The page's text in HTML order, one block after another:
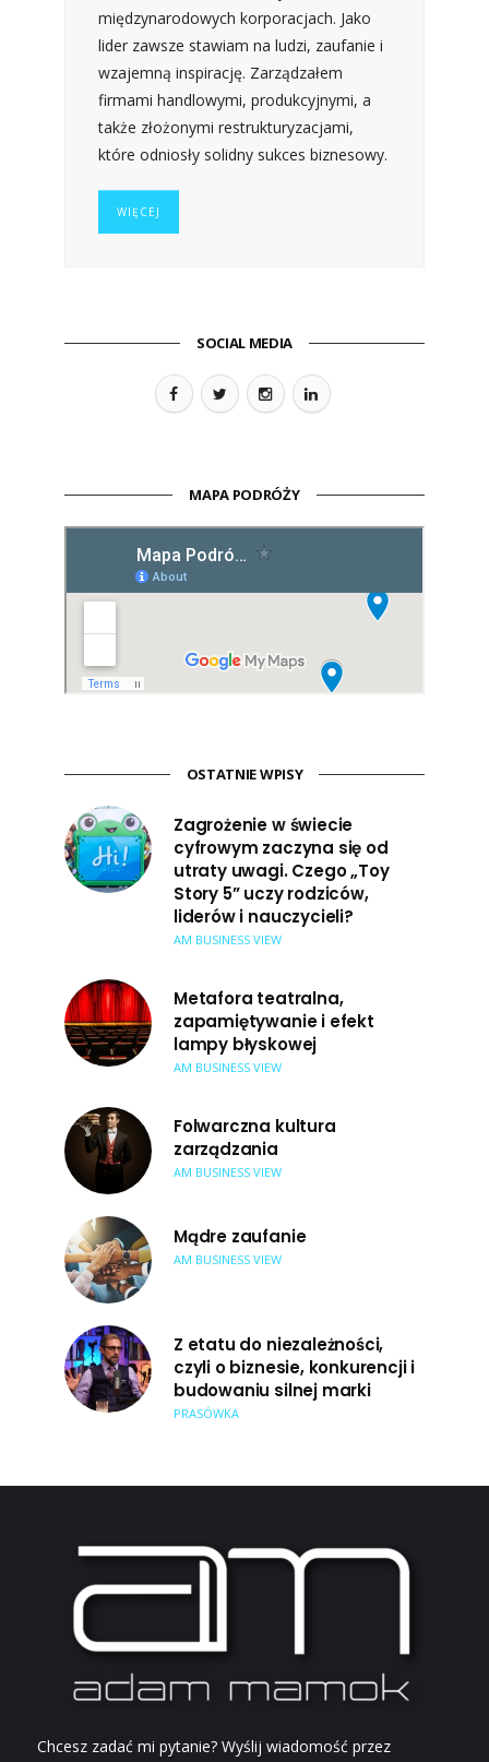
międzynarodowych korporacjach. Jako
lider zawsze stawiam na ludzi, zaufanie i
wzajemną inspirację. Zarządzałem
firmami handlowymi, produkcyjnymi, a
także złożonymi restrukturyzacjami,
które odniosły solidny sukces biznesowy.
WIĘCEJ
SOCIAL MEDIA
MAPA PODRÓŻY
OSTATNIE WPISY
Zagrożenie w świecie
cyfrowym zaczyna się od
utraty uwagi. Czego „Toy
Story 5” uczy rodziców,
liderów i nauczycieli?
AM BUSINESS VIEW
Metafora teatralna,
zapamiętywanie i efekt
lampy błyskowej
AM BUSINESS VIEW
Folwarczna kultura
zarządzania
AM BUSINESS VIEW
Mądre zaufanie
AM BUSINESS VIEW
Z etatu do niezależności,
czyli o biznesie, konkurencji i
budowaniu silnej marki
PRASÓWKA
Chcesz zadać mi pytanie? Wyślij wiadomość przez